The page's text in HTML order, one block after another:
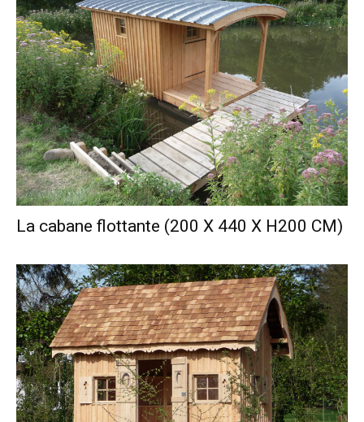
La cabane flottante (200 X 440 X H200 CM)